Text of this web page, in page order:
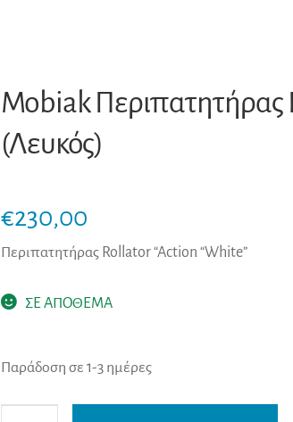
Mobiak Περιπατητήρας
(Λευκός)
€230,00
Περιπατητήρας Rollator “Action “White”
ΣΕ ΑΠΟΘΕΜΑ
Παράδοση σε 1-3 ημέρες